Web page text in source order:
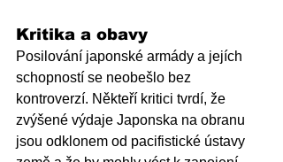
Kritika a obavy
Posilování japonské armády a jejích
schopností se neobešlo bez
kontroverzí. Někteří kritici tvrdí, že
zvýšené výdaje Japonska na obranu
jsou odklonem od pacifistické ústavy